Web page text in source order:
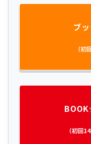
ブ
（初
（初回